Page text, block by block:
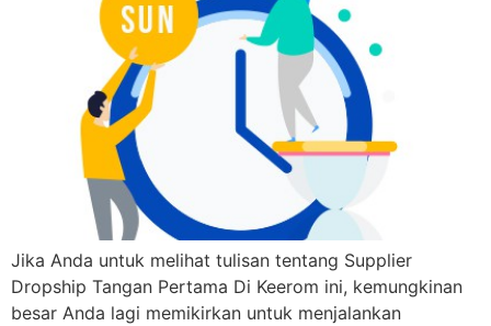
Jika Anda untuk melihat tulisan tentang Supplier
Dropship Tangan Pertama Di Keerom ini, kemungkinan
besar Anda lagi memikirkan untuk menjalankan